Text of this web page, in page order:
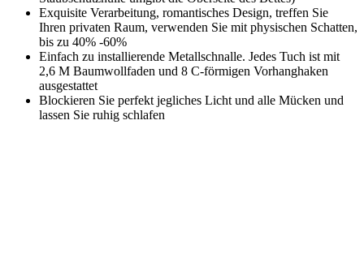
Exquisite Verarbeitung, romantisches Design, treffen Sie
Ihren privaten Raum, verwenden Sie mit physischen Schatten,
bis zu 40% -60%
Einfach zu installierende Metallschnalle. Jedes Tuch ist mit
2,6 M Baumwollfaden und 8 C-förmigen Vorhanghaken
ausgestattet
Blockieren Sie perfekt jegliches Licht und alle Mücken und
lassen Sie ruhig schlafen